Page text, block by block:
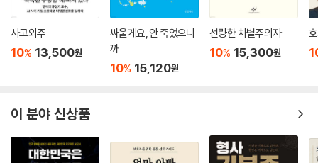
낳기 ‘무서운’ 사회가 아닌
낳아도 ‘괜찮은’ 사회 만들기
"이 정부 현 저출산 지원의 모토는 ‘일단 낳게 하고 보자’ 같아요. 출산 전후
-이승근, 53, 남, 공익법인 근무
『육아포비아를 넘어서』는 현재 이루어지고 있는 국가 저출산 정책들도 면
밀히 분석하고 있으며 그에 대한 개선 방안도 제시하고 있다. 가장 먼저 변
사고외주
10% 13,500원
싸울게요, 안 죽었으니
까
10% 15,120원
선량한 차별주의자
10% 15,300원
이 분야 신상품